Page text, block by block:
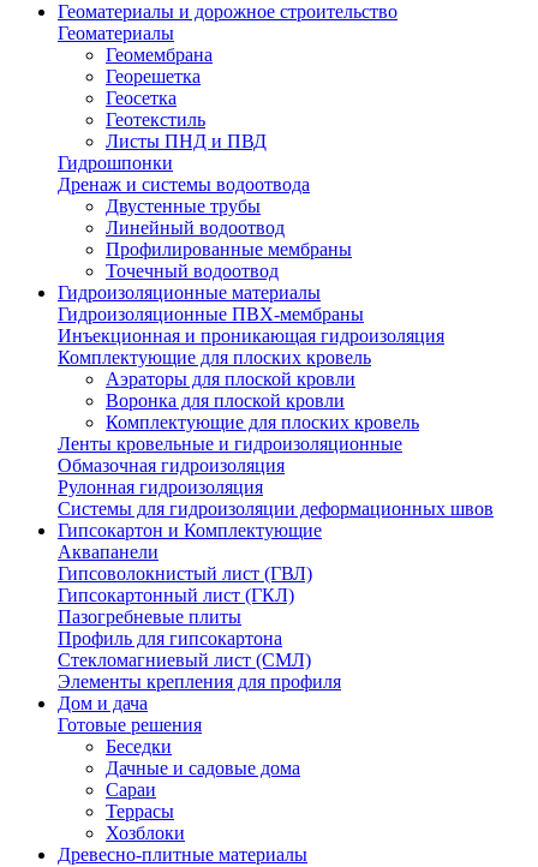
Геоматериалы и дорожное строительство
Геоматериалы
Геомембрана
Георешетка
Геосетка
Геотекстиль
Листы ПНД и ПВД
Гидрошпонки
Дренаж и системы водоотвода
Двустенные трубы
Линейный водоотвод
Профилированные мембраны
Точечный водоотвод
Гидроизоляционные материалы
Гидроизоляционные ПВХ-мембраны
Инъекционная и проникающая гидроизоляция
Комплектующие для плоских кровель
Аэраторы для плоской кровли
Воронка для плоской кровли
Комплектующие для плоских кровель
Ленты кровельные и гидроизоляционные
Обмазочная гидроизоляция
Рулонная гидроизоляция
Системы для гидроизоляции деформационных швов
Гипсокартон и Комплектующие
Аквапанели
Гипсоволокнистый лист (ГВЛ)
Гипсокартонный лист (ГКЛ)
Пазогребневые плиты
Профиль для гипсокартона
Стекломагниевый лист (СМЛ)
Элементы крепления для профиля
Дом и дача
Готовые решения
Беседки
Дачные и садовые дома
Сараи
Террасы
Хозблоки
Древесно-плитные материалы